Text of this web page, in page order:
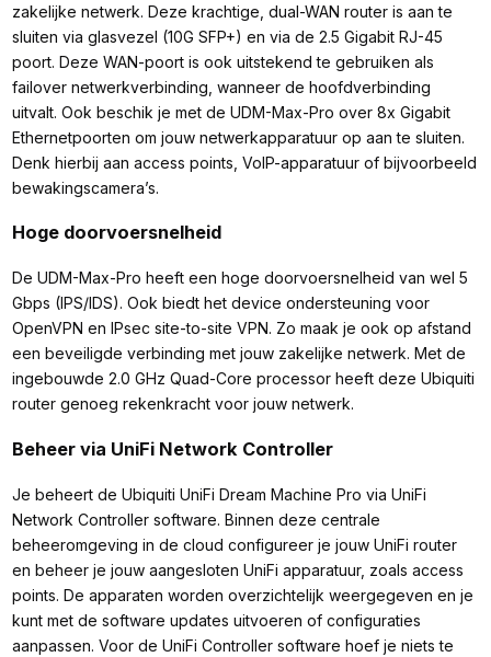
zakelijke netwerk. Deze krachtige, dual-WAN router is aan te
sluiten via glasvezel (10G SFP+) en via de 2.5 Gigabit RJ-45
poort. Deze WAN-poort is ook uitstekend te gebruiken als
failover netwerkverbinding, wanneer de hoofdverbinding
uitvalt. Ook beschik je met de UDM-Max-Pro over 8x Gigabit
Ethernetpoorten om jouw netwerkapparatuur op aan te sluiten.
Denk hierbij aan access points, VoIP-apparatuur of bijvoorbeeld
bewakingscamera’s.
Hoge doorvoersnelheid
De UDM-Max-Pro heeft een hoge doorvoersnelheid van wel 5
Gbps (IPS/IDS). Ook biedt het device ondersteuning voor
OpenVPN en IPsec site-to-site VPN. Zo maak je ook op afstand
een beveiligde verbinding met jouw zakelijke netwerk. Met de
ingebouwde 2.0 GHz Quad-Core processor heeft deze Ubiquiti
router genoeg rekenkracht voor jouw netwerk.
Beheer via UniFi Network Controller
Je beheert de Ubiquiti UniFi Dream Machine Pro via UniFi
Network Controller software. Binnen deze centrale
beheeromgeving in de cloud configureer je jouw UniFi router
en beheer je jouw aangesloten UniFi apparatuur, zoals access
points. De apparaten worden overzichtelijk weergegeven en je
kunt met de software updates uitvoeren of configuraties
aanpassen. Voor de UniFi Controller software hoef je niets te